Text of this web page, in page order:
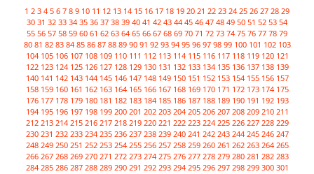
1 2 3 4 5 6 7 8 9 10 11 12 13 14 15 16 17 18 19 20 21 22 23 24 25 26 27 28 29
30 31 32 33 34 35 36 37 38 39 40 41 42 43 44 45 46 47 48 49 50 51 52 53 54
55 56 57 58 59 60 61 62 63 64 65 66 67 68 69 70 71 72 73 74 75 76 77 78 79
80 81 82 83 84 85 86 87 88 89 90 91 92 93 94 95 96 97 98 99 100 101 102 103
104 105 106 107 108 109 110 111 112 113 114 115 116 117 118 119 120 121
122 123 124 125 126 127 128 129 130 131 132 133 134 135 136 137 138 139
140 141 142 143 144 145 146 147 148 149 150 151 152 153 154 155 156 157
158 159 160 161 162 163 164 165 166 167 168 169 170 171 172 173 174 175
176 177 178 179 180 181 182 183 184 185 186 187 188 189 190 191 192 193
194 195 196 197 198 199 200 201 202 203 204 205 206 207 208 209 210 211
212 213 214 215 216 217 218 219 220 221 222 223 224 225 226 227 228 229
230 231 232 233 234 235 236 237 238 239 240 241 242 243 244 245 246 247
248 249 250 251 252 253 254 255 256 257 258 259 260 261 262 263 264 265
266 267 268 269 270 271 272 273 274 275 276 277 278 279 280 281 282 283
284 285 286 287 288 289 290 291 292 293 294 295 296 297 298 299 300 301